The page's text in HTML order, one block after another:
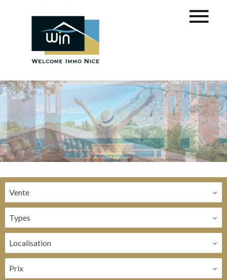
Vente
Types
Localisation
Prix